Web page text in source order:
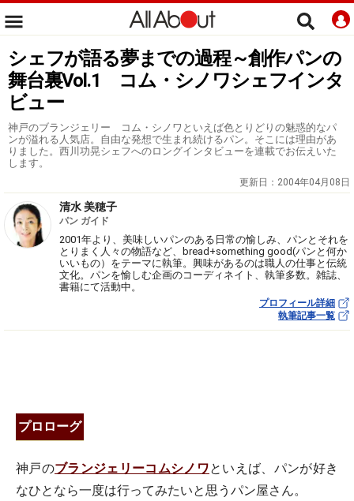
シェフが語る夢までの過程～創作パンの
舞台裏Vol.1 コム・シノワシェフインタ
ビュー
神戸のブランジェリー コム・シノワといえば色とりどりの魅惑的なパ
ンが溢れる人気店。自由な発想で生まれ続けるパン。そこには理由があ
りました。西川功晃シェフへのロングインタビューを連載でお伝えいた
します。
更新日： 2004年04月08日
清水 美穂子
パン ガイド
2001年より、美味しいパンのある日常の愉しみ、パンとそれを
とりまく人々の物語など、bread+something good(パンと何か
いいもの）をテーマに執筆。興味があるのは職人の仕事と伝統
文化。パンを愉しむ企画のコーディネイト、執筆多数。雑誌、
書籍にて活動中。
プロフィール詳細
執筆記事一覧
プロローグ
神戸のブランジェリーコムシノワといえば、パンが好き
なひとなら一度は行ってみたいと思うパン屋さん。